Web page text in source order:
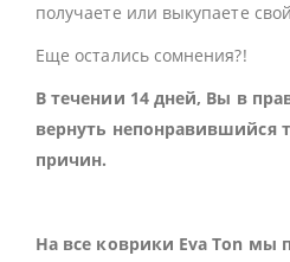
получаете или выкупаете
Еще остались сомнения?!
В течении 14 дней, Вы в
вернуть непонравившийся
причин.
На все коврики Eva Ton мы